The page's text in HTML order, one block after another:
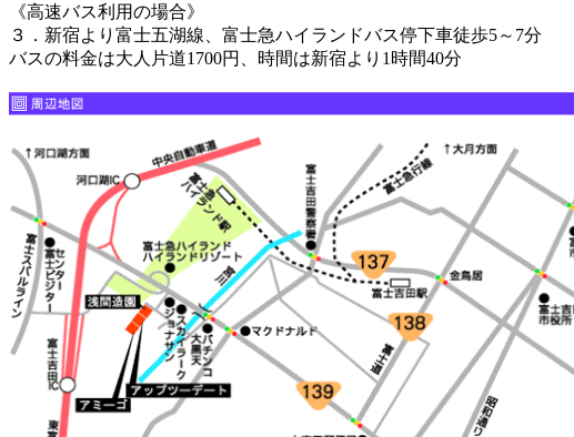
《高速バス利用の場合》
３．新宿より富士五湖線、富士急ハイランドバス停下車徒歩5～7分
バスの料金は大人片道1700円、時間は新宿より1時間40分